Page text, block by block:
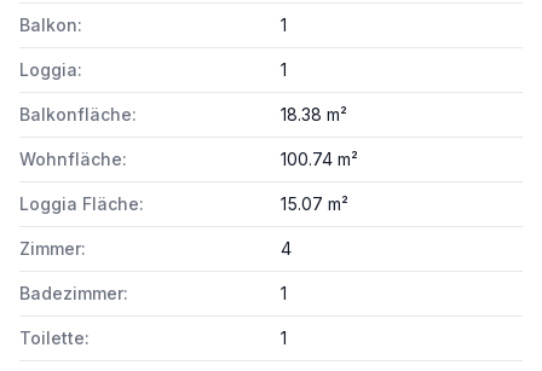
Balkon: 1
Loggia: 1
Balkonfläche: 18.38 m²
Wohnfläche: 100.74 m²
Loggia Fläche: 15.07 m²
Zimmer: 4
Badezimmer: 1
Toilette: 1